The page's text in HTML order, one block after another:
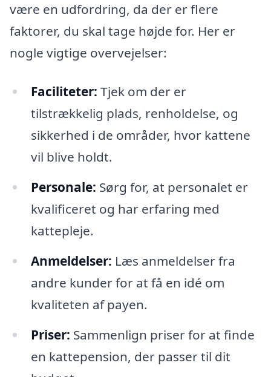
være en udfordring, da der er flere
faktorer, du skal tage højde for. Her er
nogle vigtige overvejelser:
Faciliteter: Tjek om der er
tilstrækkelig plads, renholdelse, og
sikkerhed i de områder, hvor kattene
vil blive holdt.
Personale: Sørg for, at personalet er
kvalificeret og har erfaring med
kattepleje.
Anmeldelser: Læs anmeldelser fra
andre kunder for at få en idé om
kvaliteten af payen.
Priser: Sammenlign priser for at finde
en kattepension, der passer til dit